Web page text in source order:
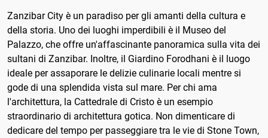
Zanzibar City è un paradiso per gli amanti della cultura e
della storia. Uno dei luoghi imperdibili è il Museo del
Palazzo, che offre un'affascinante panoramica sulla vita dei
sultani di Zanzibar. Inoltre, il Giardino Forodhani è il luogo
ideale per assaporare le delizie culinarie locali mentre si
gode di una splendida vista sul mare. Per chi ama
l'architettura, la Cattedrale di Cristo è un esempio
straordinario di architettura gotica. Non dimenticare di
dedicare del tempo per passeggiare tra le vie di Stone Town,